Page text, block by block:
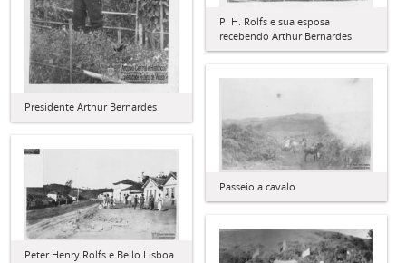
Presidente Arthur Bernardes
P. H. Rolfs e sua esposa
recebendo Arthur Bernardes
Passeio a cavalo
Peter Henry Rolfs e Bello Lisboa